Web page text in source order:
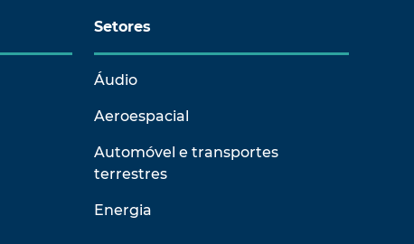
Setores
Áudio
Aeroespacial
Automóvel e transportes
terrestres
Energia